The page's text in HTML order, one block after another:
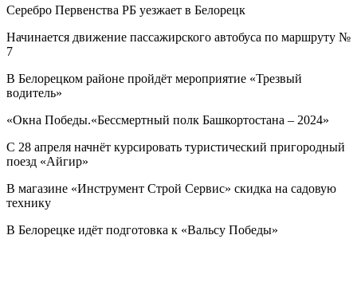
Серебро Первенства РБ уезжает в Белорецк
Начинается движение пассажирского автобуса по маршруту №
7
В Белорецком районе пройдёт мероприятие «Трезвый
водитель»
«Окна Победы.«Бессмертный полк Башкортостана – 2024»
С 28 апреля начнёт курсировать туристический пригородный
поезд «Айгир»
В магазине «Инструмент Строй Сервис» скидка на садовую
технику
В Белорецке идёт подготовка к «Вальсу Победы»